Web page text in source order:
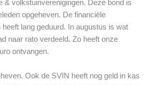
& volkstuinverenigingen. Deze bond is
opgeheven. De financiële
lang geduurd. In augustus is wat
naar rato verdeeld. Zo heeft onze
ontvangen.
Ook de SVIN heeft nog geld in kas